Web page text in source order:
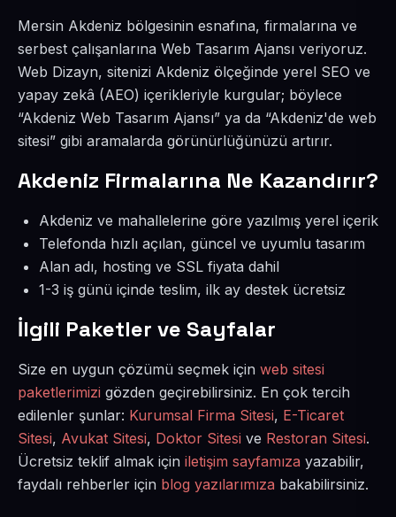
Mersin Akdeniz bölgesinin esnafına, firmalarına ve
serbest çalışanlarına Web Tasarım Ajansı veriyoruz.
Web Dizayn, sitenizi Akdeniz ölçeğinde yerel SEO ve
yapay zekâ (AEO) içerikleriyle kurgular; böylece
“Akdeniz Web Tasarım Ajansı” ya da “Akdeniz'de web
sitesi” gibi aramalarda görünürlüğünüzü artırır.
Akdeniz Firmalarına Ne Kazandırır?
Akdeniz ve mahallelerine göre yazılmış yerel içerik
Telefonda hızlı açılan, güncel ve uyumlu tasarım
Alan adı, hosting ve SSL fiyata dahil
1-3 iş günü içinde teslim, ilk ay destek ücretsiz
İlgili Paketler ve Sayfalar
Size en uygun çözümü seçmek için web sitesi
paketlerimizi gözden geçirebilirsiniz. En çok tercih
edilenler şunlar: Kurumsal Firma Sitesi, E-Ticaret
Sitesi, Avukat Sitesi, Doktor Sitesi ve Restoran Sitesi.
Ücretsiz teklif almak için iletişim sayfamıza yazabilir,
faydalı rehberler için blog yazılarımıza bakabilirsiniz.